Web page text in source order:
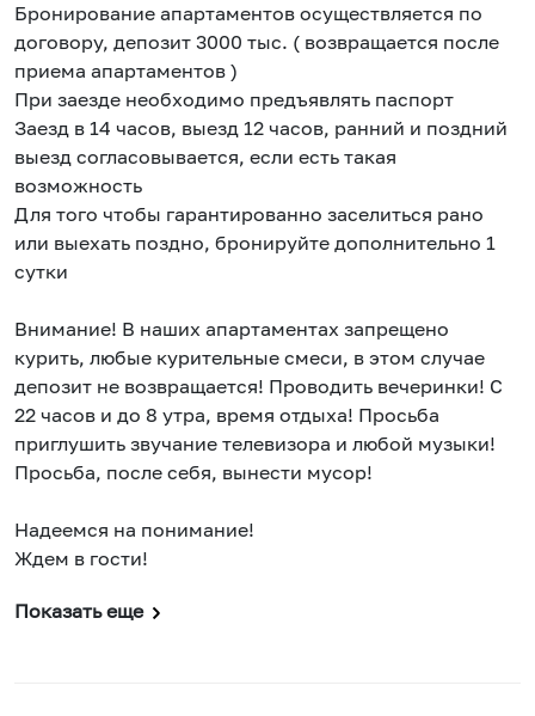
Бронирование апартаментов осуществляется по
договору, депозит 3000 тыс. ( возвращается после
приема апартаментов )
При заезде необходимо предъявлять паспорт
Заезд в 14 часов, выезд 12 часов, ранний и поздний
выезд согласовывается, если есть такая
возможность
Для того чтобы гарантированно заселиться рано
или выехать поздно, бронируйте дополнительно 1
сутки
Внимание! В наших апартаментах запрещено
курить, любые курительные смеси, в этом случае
депозит не возвращается! Проводить вечеринки! С
22 часов и до 8 утра, время отдыха! Просьба
приглушить звучание телевизора и любой музыки!
Просьба, после себя, вынести мусор!
Надеемся на понимание!
Ждем в гости!
Показать еще